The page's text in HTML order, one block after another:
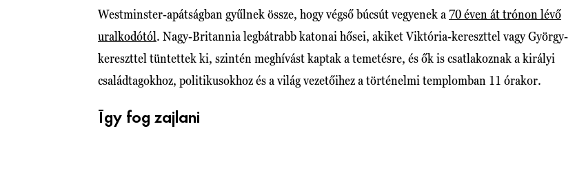
Westminster-apátságban gyűlnek össze, hogy végső búcsút vegyenek a 70 éven át trónon lévő
uralkodótól. Nagy-Britannia legbátrabb katonai hősei, akiket Viktória-kereszttel vagy György-
kereszttel tüntettek ki, szintén meghívást kaptak a temetésre, és ők is csatlakoznak a királyi
családtagokhoz, politikusokhoz és a világ vezetőihez a történelmi templomban 11 órakor.
Így fog zajlani